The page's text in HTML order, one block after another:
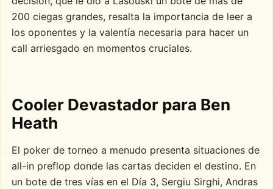
200 ciegas grandes, resalta la importancia de leer a
los oponentes y la valentía necesaria para hacer un
call arriesgado en momentos cruciales.
Cooler Devastador para Ben
Heath
El poker de torneo a menudo presenta situaciones de
all-in preflop donde las cartas deciden el destino. En
un bote de tres vías en el Día 3, Sergiu Sirghi, Andras